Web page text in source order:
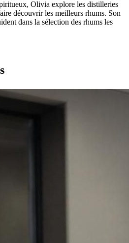
Olivia explore les distilleries
découvrir les meilleurs rhums. Son
dans la sélection des rhums les